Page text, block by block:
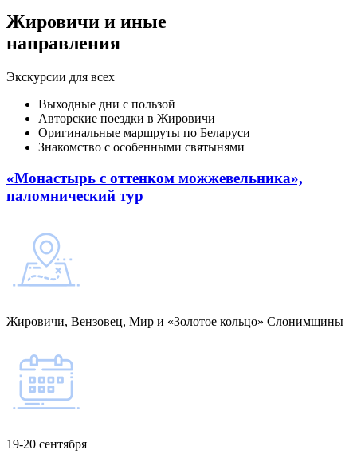
Жировичи и иные
направления
Экскурсии для всех
Выходные дни с пользой
Авторские поездки в Жировичи
Оригинальные маршруты по Беларуси
Знакомство с особенными святынями
«Монастырь с оттенком можжевельника»,
паломнический тур
Жировичи, Вензовец, Мир и «Золотое кольцо» Слонимщины
19-20 сентября